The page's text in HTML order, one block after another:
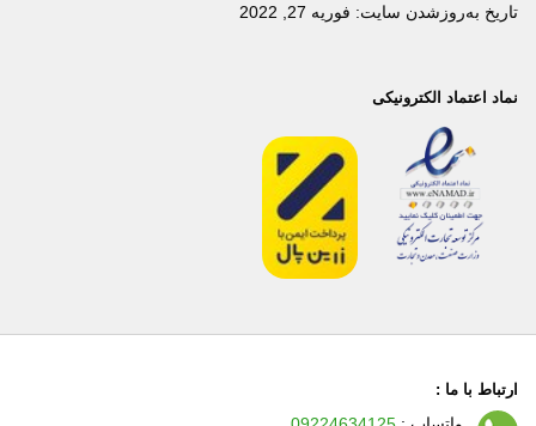
تاریخ به‌روزشدن سایت: فوریه 27, 2022
نماد اعتماد الکترونیکی
ارتباط با ما :